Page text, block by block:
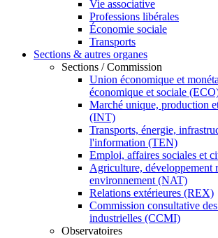
Vie associative
Professions libérales
Économie sociale
Transports
Sections & autres organes
Sections / Commission
Union économique et
économique et sociale
Marché unique, production
(INT)
Transports, énergie,
l'information (TEN)
Emploi, affaires sociales et
Agriculture, développement
environnement (NAT)
Relations extérieures (REX)
Commission consultative
industrielles (CCMI)
Observatoires